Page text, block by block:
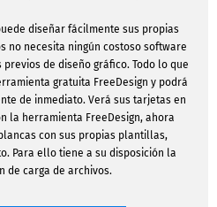
puede diseñar fácilmente sus propias
no necesita ningún costoso software
de diseño gráfico. Todo lo que
gratuita FreeDesign y podrá
de inmediato. Verá sus tarjetas en
la herramienta FreeDesign, ahora
con sus propias plantillas,
Para ello tiene a su disposición la
de carga de archivos.